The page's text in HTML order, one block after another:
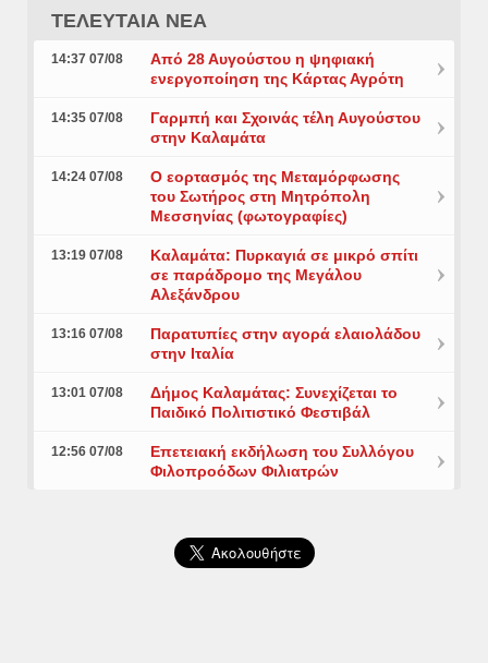
ΤΕΛΕΥΤΑΙΑ ΝΕΑ
14:37 07/08
Από 28 Αυγούστου η ψηφιακή
ενεργοποίηση της Κάρτας Αγρότη
14:35 07/08
Γαρμπή και Σχοινάς τέλη Αυγούστου
στην Καλαμάτα
14:24 07/08
Ο εορτασμός της Μεταμόρφωσης
του Σωτήρος στη Μητρόπολη
Μεσσηνίας (φωτογραφίες)
13:19 07/08
Καλαμάτα: Πυρκαγιά σε μικρό σπίτι
σε παράδρομο της Μεγάλου
Αλεξάνδρου
13:16 07/08
Παρατυπίες στην αγορά ελαιολάδου
στην Ιταλία
13:01 07/08
Δήμος Καλαμάτας: Συνεχίζεται το
Παιδικό Πολιτιστικό Φεστιβάλ
12:56 07/08
Επετειακή εκδήλωση του Συλλόγου
Φιλοπροόδων Φιλιατρών